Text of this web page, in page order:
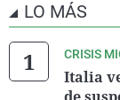
LO MÁS
CRISIS
Italia